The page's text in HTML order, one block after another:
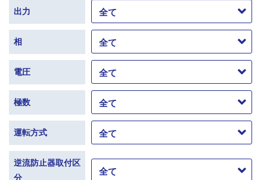
出力
相
電圧
極数
運転方式
逆流防止器取付区
分